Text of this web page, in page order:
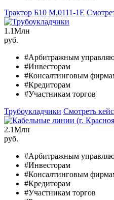
Трактор Б10 M.0111-1Е
1.1Млн
руб.
#Арбитражным
#Инвесторам
#Консалтинговым
#Кредиторам
#Участникам торгов
Трубоукладчики Смотреть кейс
2.1Млн
руб.
#Арбитражным
#Инвесторам
#Консалтинговым
#Кредиторам
#Участникам торгов